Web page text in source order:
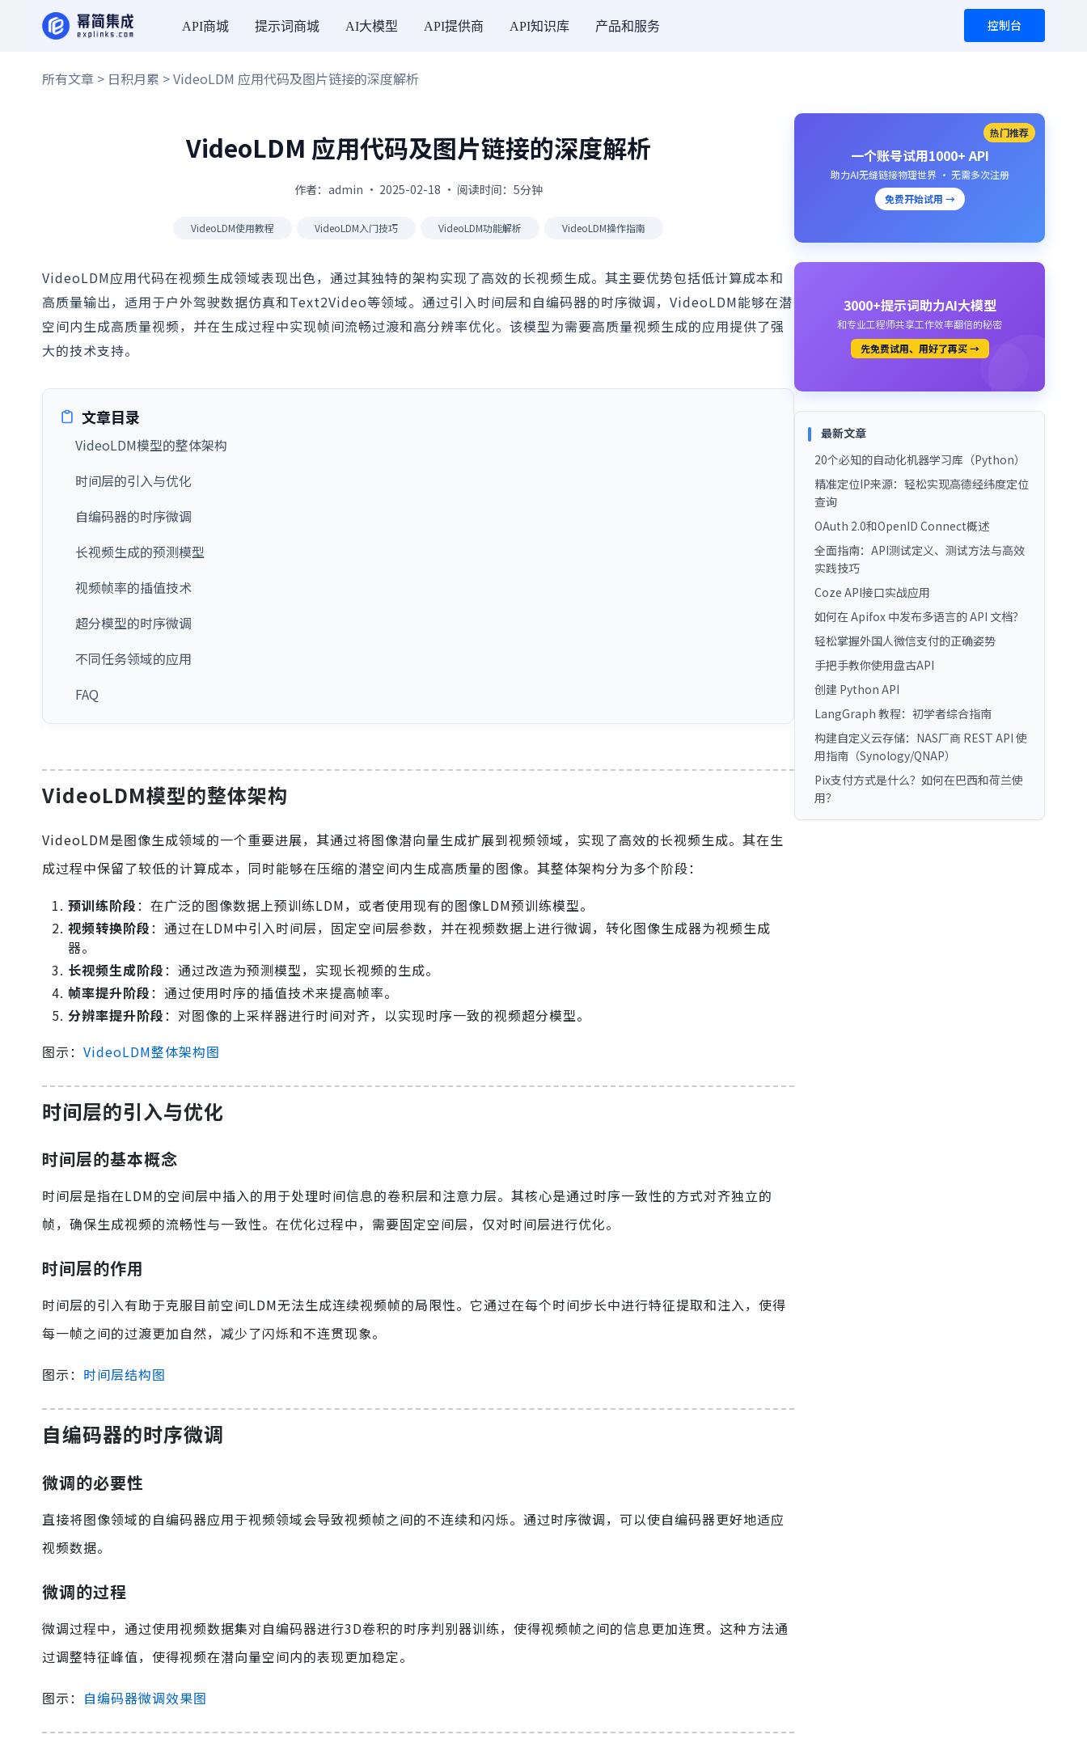
API商城 提示词商城 AI大模型 API提供商 API知识库 产品和服务 控制台
所有文章 > 日积月累 > VideoLDM 应用代码及图片链接的深度解析
VideoLDM 应用代码及图片链接的深度解析
作者：admin · 2025-02-18 · 阅读时间：5分钟
VideoLDM使用教程 VideoLDM入门技巧 VideoLDM功能解析 VideoLDM操作指南
VideoLDM应用代码在视频生成领域表现出色，通过其独特的架构实现了高效的长视频生成。其主要优势包括低计算成本和
高质量输出，适用于户外驾驶数据仿真和Text2Video等领域。通过引入时间层和自编码器的时序微调，VideoLDM能够在潜
空间内生成高质量视频，并在生成过程中实现帧间流畅过渡和高分辨率优化。该模型为需要高质量视频生成的应用提供了强
大的技术支持。
文章目录
VideoLDM模型的整体架构
时间层的引入与优化
自编码器的时序微调
长视频生成的预测模型
视频帧率的插值技术
超分模型的时序微调
不同任务领域的应用
FAQ
VideoLDM模型的整体架构
VideoLDM是图像生成领域的一个重要进展，其通过将图像潜向量生成扩展到视频领域，实现了高效的长视频生成。其在生
成过程中保留了较低的计算成本，同时能够在压缩的潜空间内生成高质量的图像。其整体架构分为多个阶段：
预训练阶段：在广泛的图像数据上预训练LDM，或者使用现有的图像LDM预训练模型。
视频转换阶段：通过在LDM中引入时间层，固定空间层参数，并在视频数据上进行微调，转化图像生成器为视频生成
器。
长视频生成阶段：通过改造为预测模型，实现长视频的生成。
帧率提升阶段：通过使用时序的插值技术来提高帧率。
分辨率提升阶段：对图像的上采样器进行时间对齐，以实现时序一致的视频超分模型。
图示： VideoLDM整体架构图
时间层的引入与优化
时间层的基本概念
时间层是指在LDM的空间层中插入的用于处理时间信息的卷积层和注意力层。其核心是通过时序一致性的方式对齐独立的
帧，确保生成视频的流畅性与一致性。在优化过程中，需要固定空间层，仅对时间层进行优化。
时间层的作用
时间层的引入有助于克服目前空间LDM无法生成连续视频帧的局限性。它通过在每个时间步长中进行特征提取和注入，使得
每一帧之间的过渡更加自然，减少了闪烁和不连贯现象。
图示： 时间层结构图
自编码器的时序微调
微调的必要性
直接将图像领域的自编码器应用于视频领域会导致视频帧之间的不连续和闪烁。通过时序微调，可以使自编码器更好地适应
视频数据。
微调的过程
微调过程中，通过使用视频数据集对自编码器进行3D卷积的时序判别器训练，使得视频帧之间的信息更加连贯。这种方法通
过调整特征峰值，使得视频在潜向量空间内的表现更加稳定。
图示： 自编码器微调效果图
热门推荐
一个账号试用1000+ API
助力AI无缝链接物理世界 · 无需多次注册
免费开始试用 →
3000+提示词助力AI大模型
和专业工程师共享工作效率翻倍的秘密
先免费试用、用好了再买 →
最新文章
20个必知的自动化机器学习库（Python）
精准定位IP来源：轻松实现高德经纬度定位
查询
OAuth 2.0和OpenID Connect概述
全面指南：API测试定义、测试方法与高效
实践技巧
Coze API接口实战应用
如何在 Apifox 中发布多语言的 API 文档？
轻松掌握外国人微信支付的正确姿势
手把手教你使用盘古API
创建 Python API
LangGraph 教程：初学者综合指南
构建自定义云存储：NAS厂商 REST API 使
用指南（Synology/QNAP）
Pix支付方式是什么？如何在巴西和荷兰使
用？